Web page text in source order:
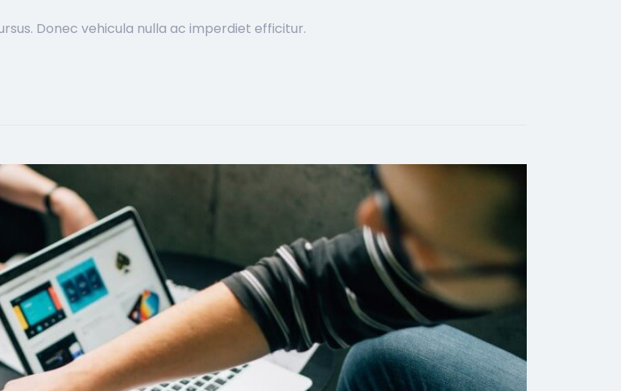
Donec vehicula nulla ac imperdiet efficitur.